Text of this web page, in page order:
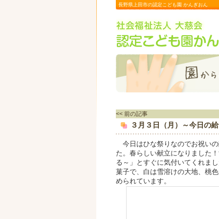
長野県上田市の認定こども園 かんぎおん
<< 前の記事
３月３日（月）～今日の
今日はひな祭りなのでお祝い
た。春らしい献立になりました
る～」とすぐに気付いてくれま
菓子で、白は雪溶けの大地、桃
められています。